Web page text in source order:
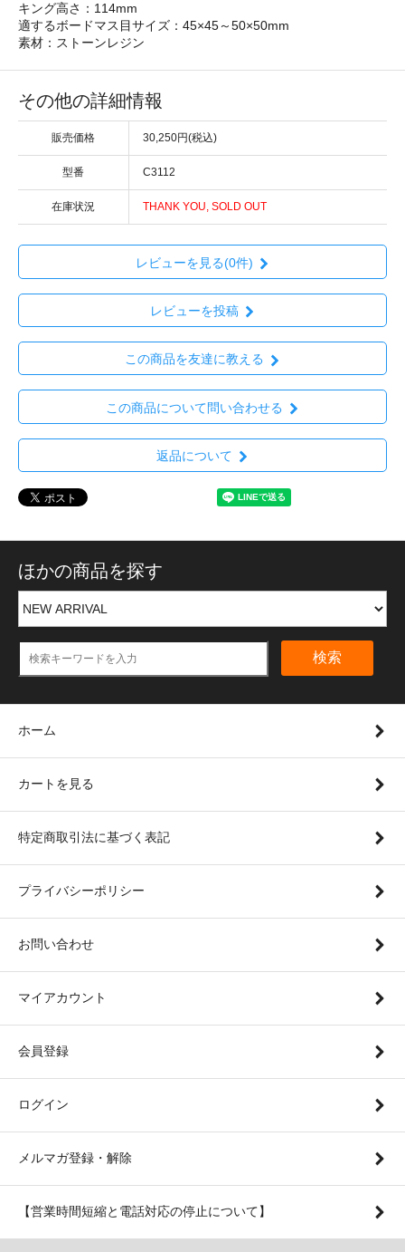
キング高さ：114mm
適するボードマス目サイズ：45×45～50×50mm
素材：ストーンレジン
その他の詳細情報
販売価格 30,250円(税込)
型番 C3112
在庫状況 THANK YOU, SOLD OUT
レビューを見る(0件)
レビューを投稿
この商品を友達に教える
この商品について問い合わせる
返品について
ほかの商品を探す
検索
ホーム
カートを見る
特定商取引法に基づく表記
プライバシーポリシー
お問い合わせ
マイアカウント
会員登録
ログイン
メルマガ登録・解除
【営業時間短縮と電話対応の停止について】